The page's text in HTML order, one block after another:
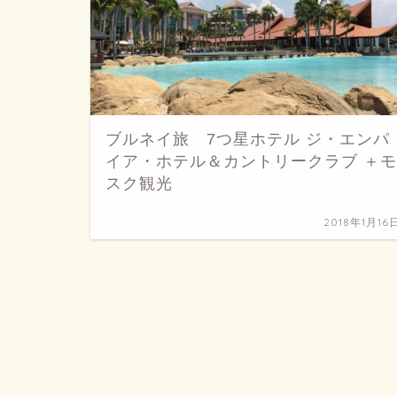
ブルネイ旅 7つ星ホテル ジ・エンパ
イア・ホテル＆カントリークラブ ＋モ
スク観光
2018年1月16